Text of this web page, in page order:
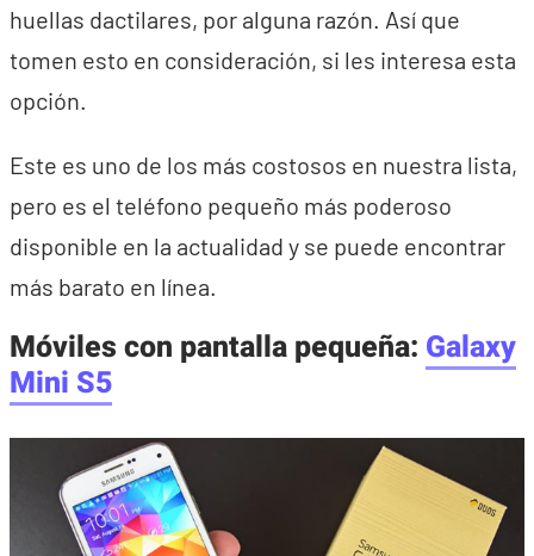
huellas dactilares, por alguna razón. Así que
tomen esto en consideración, si les interesa esta
opción.
Este es uno de los más costosos en nuestra lista,
pero es el teléfono pequeño más poderoso
disponible en la actualidad y se puede encontrar
más barato en línea.
Móviles con pantalla pequeña: Galaxy
Mini S5